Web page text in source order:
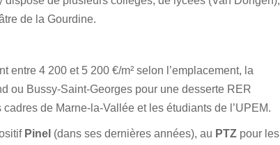
de la Gourdine.
entre 4 200 et 5 200 €/m² selon l’emplacement, la
ou Bussy-Saint-Georges pour une desserte RER
de Marne-la-Vallée et les étudiants de l’UPEM.
Pinel (dans ses dernières années), au PTZ pour les